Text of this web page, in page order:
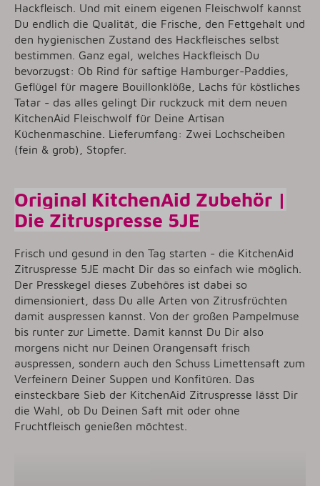
Hackfleisch. Und mit einem eigenen Fleischwolf kannst
Du endlich die Qualität, die Frische, den Fettgehalt und
den hygienischen Zustand des Hackfleisches selbst
bestimmen. Ganz egal, welches Hackfleisch Du
bevorzugst: Ob Rind für saftige Hamburger-Paddies,
Geflügel für magere Bouillonklöße, Lachs für köstliches
Tatar - das alles gelingt Dir ruckzuck mit dem neuen
KitchenAid Fleischwolf für Deine Artisan
Küchenmaschine. Lieferumfang: Zwei Lochscheiben
(fein & grob), Stopfer.
Original KitchenAid Zubehör |
Die Zitruspresse 5JE
Frisch und gesund in den Tag starten - die KitchenAid
Zitruspresse 5JE macht Dir das so einfach wie möglich.
Der Presskegel dieses Zubehöres ist dabei so
dimensioniert, dass Du alle Arten von Zitrusfrüchten
damit auspressen kannst. Von der großen Pampelmuse
bis runter zur Limette. Damit kannst Du Dir also
morgens nicht nur Deinen Orangensaft frisch
auspressen, sondern auch den Schuss Limettensaft zum
Verfeinern Deiner Suppen und Konfitüren. Das
einsteckbare Sieb der KitchenAid Zitruspresse lässt Dir
die Wahl, ob Du Deinen Saft mit oder ohne
Fruchtfleisch genießen möchtest.